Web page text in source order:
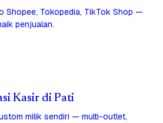
Shopee, Tokopedia, TikTok Shop —
penjualan.
Kasir di Pati
milik sendiri — multi-outlet,